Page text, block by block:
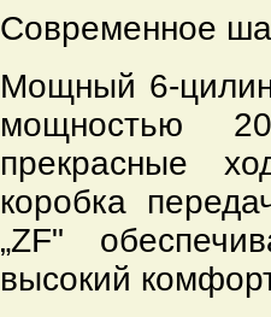
Современное
Мощный 6-
мощностью
прекрасные
коробка
„ZF"
высокий